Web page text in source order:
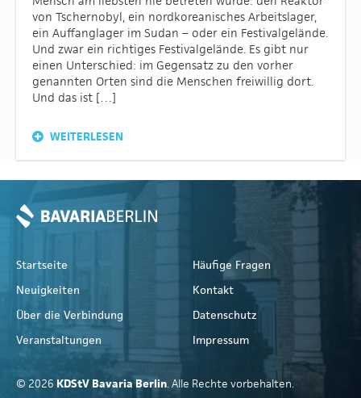
von Tschernobyl, ein nordkoreanisches Arbeitslager,
ein Auffanglager im Sudan – oder ein Festivalgelände.
Und zwar ein richtiges Festivalgelände. Es gibt nur
einen Unterschied: im Gegensatz zu den vorher
genannten Orten sind die Menschen freiwillig dort.
Und das ist […]
WEITERLESEN
Startseite
Neuigkeiten
Über die Verbindung
Veranstaltungen
Häufige Fragen
Kontakt
Datenschutz
Impressum
© 2026 KDStV Bavaria Berlin. Alle Rechte vorbehalten.